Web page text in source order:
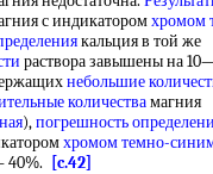
с индикаторомхромом
кальция в той же
раствора завышены на
небольшие
количествамагния
),погрешность
хромом темно-
40%.
[c.42]